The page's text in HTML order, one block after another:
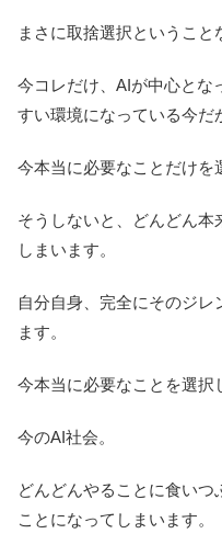
まさに取捨選択ということ
今コレだけ、AIが中心とな
すい環境になっている今だ
今本当に必要なことだけを
そうしないと、どんどん本
しまいます。
自分自身、完全にそのジ
ます。
今本当に必要なことを選択
今のAI社会。
どんどんやることに食い
ことになってしまいます。